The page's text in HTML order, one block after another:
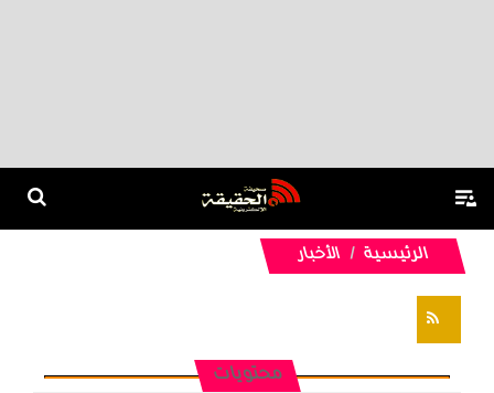
الرئيسية الأخبار
محتويات